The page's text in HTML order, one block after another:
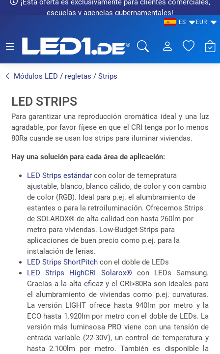
¡Esta oferta es exclusivamente para clientes comerciales,
escuelas y agencias gubernamentales!
ES EUR
Módulos LED / regletas / Strips
LED STRIPS
Para garantizar una reproducción cromática ideal y una luz
agradable, por favor fíjese en que el CRI tenga por lo menos
80Ra cuande se usan los strips para iluminar viviendas.
Hay una solución para cada área de aplicación:
LED Strips estándarcon color de temepratura
ajustable, blanco, blanco cálido, de color y con cambio
de color (RGB). Ideal para p.ej. el alumbramiento de
estantes o para la retroiluminación. Ofrecemos Strips
de SOLAROX® de alta calidad con hasta 260lm por
metro para viviendas. Low-Budget-Strips para
aplicaciones de buen precio como p.ej. para la
instalación de ferias.
LED Strips ShortPitchcon el doble de LEDs
LED Strips HighCRI Solarox® con LEDs Samsung.
Gracias a la alta eficaz y el CRI>80Ra son ideales para
el alumbramiento de viviendas como p.ej. curvaturas.
La versión LIGHT ofrece hasta 940lm por metro y la
ECO hasta 1.920lm por metro con el doble de LEDs. La
versión más luminsosa PRO viene con una tensión de
entrada variable (22-30V), un control de temperatura y
hasta 2.100lm por metro. También es disponible la